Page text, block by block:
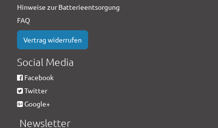
Hinweise zur Batterieentsorgung
FAQ
Vertrag widerrufen
Social Media
Facebook
Twitter
Google+
Newsletter